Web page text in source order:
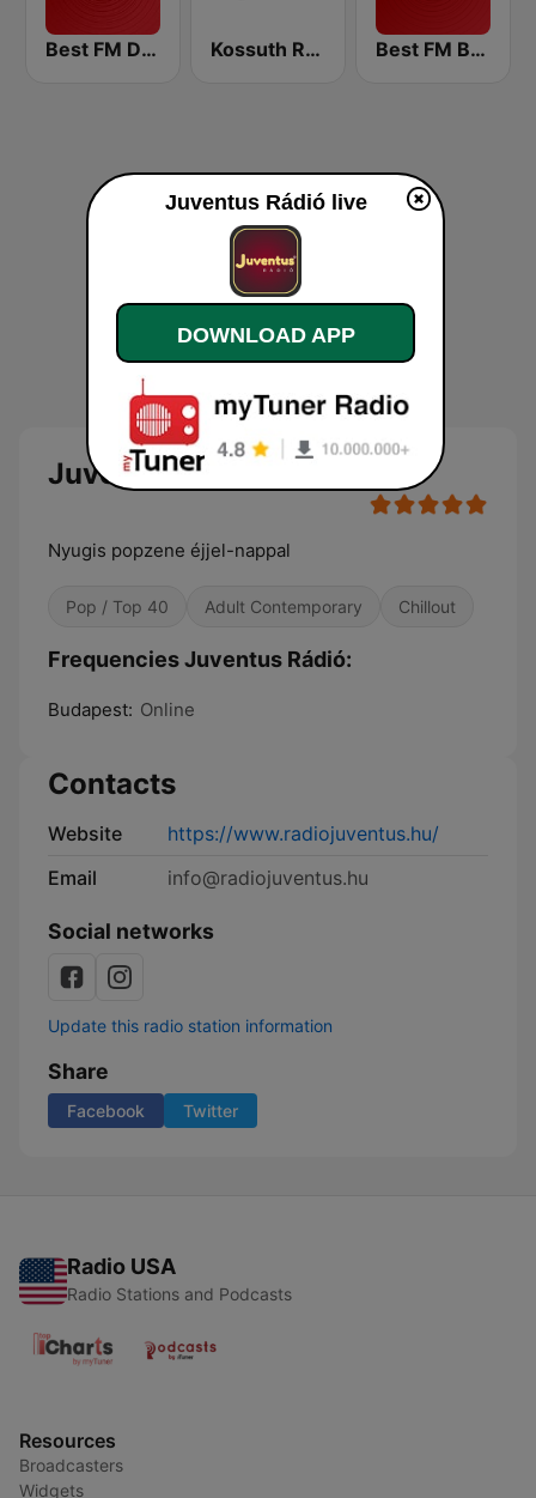
Best FM Debrecen Kossuth Rádió Best FM Budapest
Juventus Rádió
Nyugis popzene éjjel-nappal
Pop / Top 40 Adult Contemporary Chillout
Frequencies Juventus Rádió:
Budapest: Online
Contacts
Website
https://www.radiojuventus.hu/
Email
info@radiojuventus.hu
Social networks
Update this radio station information
Share
Facebook Twitter
Radio USA
Radio Stations and Podcasts
Resources
Broadcasters
Widgets
Juventus Rádió live
DOWNLOAD APP